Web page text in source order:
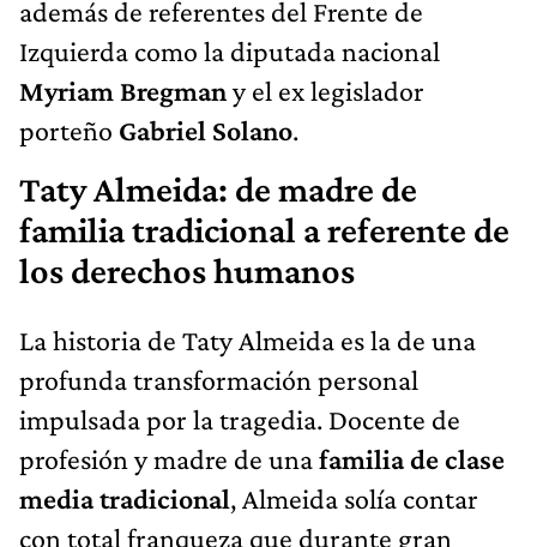
además de referentes del Frente de
Izquierda como la diputada nacional
Myriam Bregmany el ex legislador
porteño Gabriel Solano.
Taty Almeida: de madre de
familia tradicional a referente de
los derechos humanos
La historia de Taty Almeida es la de una
profunda transformación personal
impulsada por la tragedia. Docente de
profesión y madre de unafamilia de clase
media tradicional, Almeida solía contar
con total franqueza que durante gran